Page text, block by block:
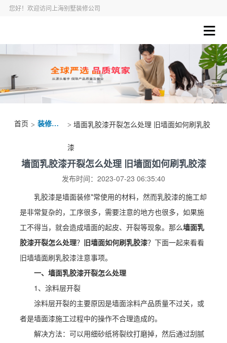
您好！欢迎访问上海别墅装修公司
首页 > 装修资讯 > 墙面乳胶漆开裂怎么处理 旧墙面如何刷乳胶
漆
墙面乳胶漆开裂怎么处理 旧墙面如何刷乳胶漆
发布时间：2023-07-23 06:35:40
乳胶漆是墙面装修*常使用的材料，然而乳胶漆的施工却
是非常复杂的，工序很多，需要注意的地方也很多，如果施
工不得当，就会造成墙面的起皮、开裂等现象。那么墙面乳
胶漆开裂怎么处理？ 旧墙面如何刷乳胶漆？下面一起来看看
旧墙墙面刷乳胶漆注意事项。
一、墙面乳胶漆开裂怎么处理
1、涂料层开裂
涂料层开裂的主要原因是墙面涂料产品质量不过关，或
者是墙面漆施工过程中的操作不合理造成的。
解决方法：可以用细砂纸将裂纹打磨掉，然后通过刮腻